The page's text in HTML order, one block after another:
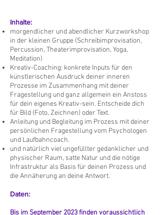
Inhalte:
morgendlicher und abendlicher Kurzworkshop
in der kleinen Gruppe (Schreibimprovisation,
Percussion, Theaterimprovisation, Yoga,
Meditation)
Kreativ-Coaching: konkrete Inputs für den
künstlerischen Ausdruck deiner inneren
Prozesse im Zusammenhang mit deiner
Fragestellung und ganz allgemein ein Anstoss
für dein eigenes Kreativ-sein. Entscheide dich
für Bild (Foto, Zeichnen) oder Text.
Anleitung und Begleitung im Prozess mit deiner
persönlichen Fragestellung vom Psychologen
und Laufbahncoach.
und natürlich viel ungefüllter gedanklicher und
physischer Raum, satte Natur und die nötige
Infrastruktur als Basis für deinen Prozess und
die Annäherung an deine Antwort.
Daten:
Bis im September 2023 finden voraussichtlich